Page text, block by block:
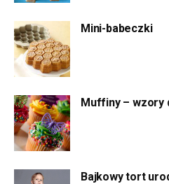
Mini-babeczki
Muffiny – wzory
Bajkowy tort